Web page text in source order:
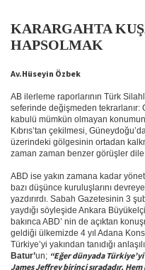
KARARGAHTA
HAPSOLMAK
Av.Hüseyin Özbek
AB ilerleme raporlarının Türk
seferinde değişmeden tekrarlanır:
kabulü mümkün olmayan
Kıbrıs’tan çekilmesi,
üzerindeki gölgesinin ortadan
zaman zaman benzer görüşler
ABD ise yakın zamana kadar
bazı düşünce kuruluşlarını
yazdırırdı. Sabah Gazetesinin 3
yaydığı söyleşide Ankara
bakınca ABD’ nin de açıktan
geldiği ülkemizde 4 yıl Adana
Türkiye’yi yakından tanıdığı
Batur’un; “Eğer dünyada
James Jeffrey birinci sıradadır.